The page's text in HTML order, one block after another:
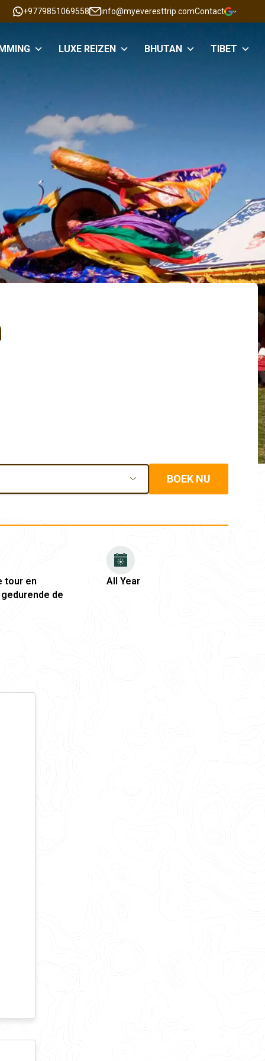
+9779851069558 info@myeveresttrip.comContact
LUXE REIZEN BHUTAN TIBET
BOEK NU
tour en
de
All Year